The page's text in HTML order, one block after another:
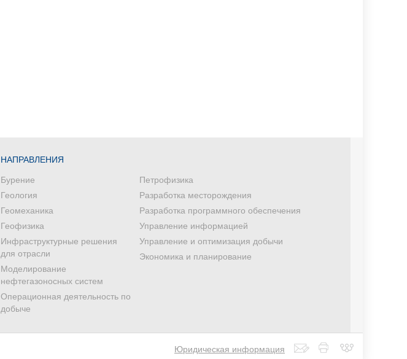
НАПРАВЛЕНИЯ
Бурение
Геология
Геомеханика
Геофизика
Инфраструктурные решения
для отрасли
Моделирование
нефтегазоносных систем
Операционная деятельность по
добыче
Петрофизика
Разработка месторождения
Разработка программного обеспечения
Управление информацией
Управление и оптимизация добычи
Экономика и планирование
Юридическая информация